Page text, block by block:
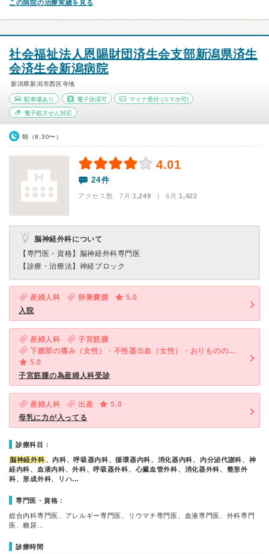
この病院の治療実績を見る
社会福祉法人恩賜財団済生会支部新潟県済生
会済生会新潟病院
新潟県新潟市西区寺地
駐車場あり 電子決済可 マイナ受付 (スマホ可)
電子処方せん対応
朝（8:30〜）
4.01
24件
アクセス数 7月:1,249 | 6月:1,422
脳神経外科について
【専門医・資格】 脳神経外科専門医
【診療・治療法】 神経ブロック
産婦人科 卵巣嚢腫
5.0
入院
産婦人科
子宮筋腫
下腹部の痛み（女性）・不性器出血（女性）・おりものの異常（女性）
5.0
子宮筋腫の為産婦人科受診
産婦人科 出産
5.0
母乳に力が入ってる
診療科目：
脳神経外科 、内科、呼吸器内科、循環器内科、消化器内科、内分泌代謝科、神
経内科、血液内科、外科、呼吸器外科、心臓血管外科、消化器外科、整形外
科、形成外科、リハ…
専門医・資格：
総合内科専門医、アレルギー専門医、リウマチ専門医、血液専門医、外科専門
医、糖尿…
診療時間